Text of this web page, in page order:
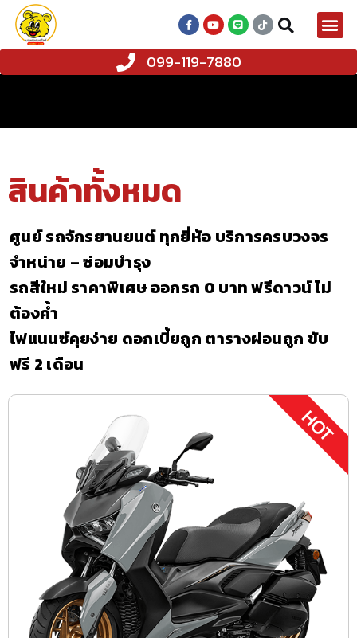
099-119-7880
สินค้าทั้งหมด
ศูนย์ รถจักรยานยนต์ ทุกยี่ห้อ บริการครบวงจร
จำหน่าย – ซ่อมบำรุง
รถสีใหม่ ราคาพิเศษ ออกรถ 0 บาท ฟรีดาวน์ ไม่
ต้องค้ำ
ไฟแนนซ์คุยง่าย ดอกเบี้ยถูก ตารางผ่อนถูก ขับ
ฟรี 2 เดือน